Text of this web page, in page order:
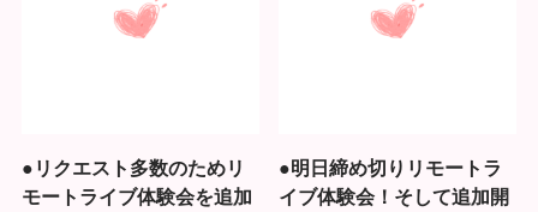
●リクエスト多数のためリ
モートライブ体験会を追加
●明日締め切りリモートラ
イブ体験会！そして追加開